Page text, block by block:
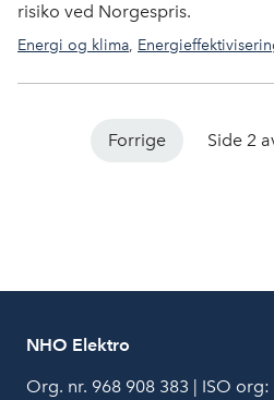
risiko ved Norgespris.
Energi og klima,
Forrige Side 2
NHO Elektro
Org. nr. 968 908 383 | ISO org: